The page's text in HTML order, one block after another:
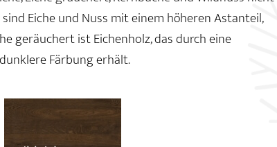
Eiche und Nuss mit einem höheren Astanteil,
geräuchert ist Eichenholz, das durch eine
Färbung erhält.